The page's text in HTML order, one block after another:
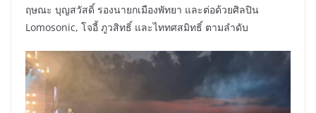
ฤษณะ บุญสวัสดิ์ รองนายกเมืองพัทยา และต่อด้วยศิลปิน
Lomosonic, โจอี้ ภูวสิทธิ์ และไททศสมิทธิ์ ตามลำดับ